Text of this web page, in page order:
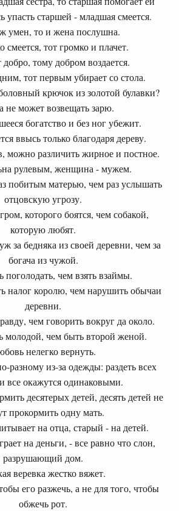
упасть старшей - младшая смеется.
умен, то и жена послушна.
смеется, тот громко и плачет.
добро, тому добром воздается.
тот первым убирает со стола.
крючок из золотой булавки?
не может возвещать зарю.
богатство и без ног убежит.
ввысь только благодаря дереву.
можно различить жирное и постное.
рулевым, женщина - мужем.
побитым матерью, чем раз услышать
отцовскую угрозу.
которого боятся, чем собакой,
которую любят.
за бедняка из своей деревни, чем за
богача из чужой.
чем взять взаймы.
налог королю, чем нарушить обычаи
деревни.
чем говорить вокруг да около.
молодой, чем быть второй женой.
нелегко вернуть.
разному из-за одежды: раздеть всех
все окажутся одинаковыми.
десятерых детей, десять детей не
прокормить одну мать.
на отца, старый - на детей.
на деньги, - все равно что слон,
разрушающий дом.
веревка жестко вяжет.
его разжечь, а не для того, чтобы
обжечь рот.